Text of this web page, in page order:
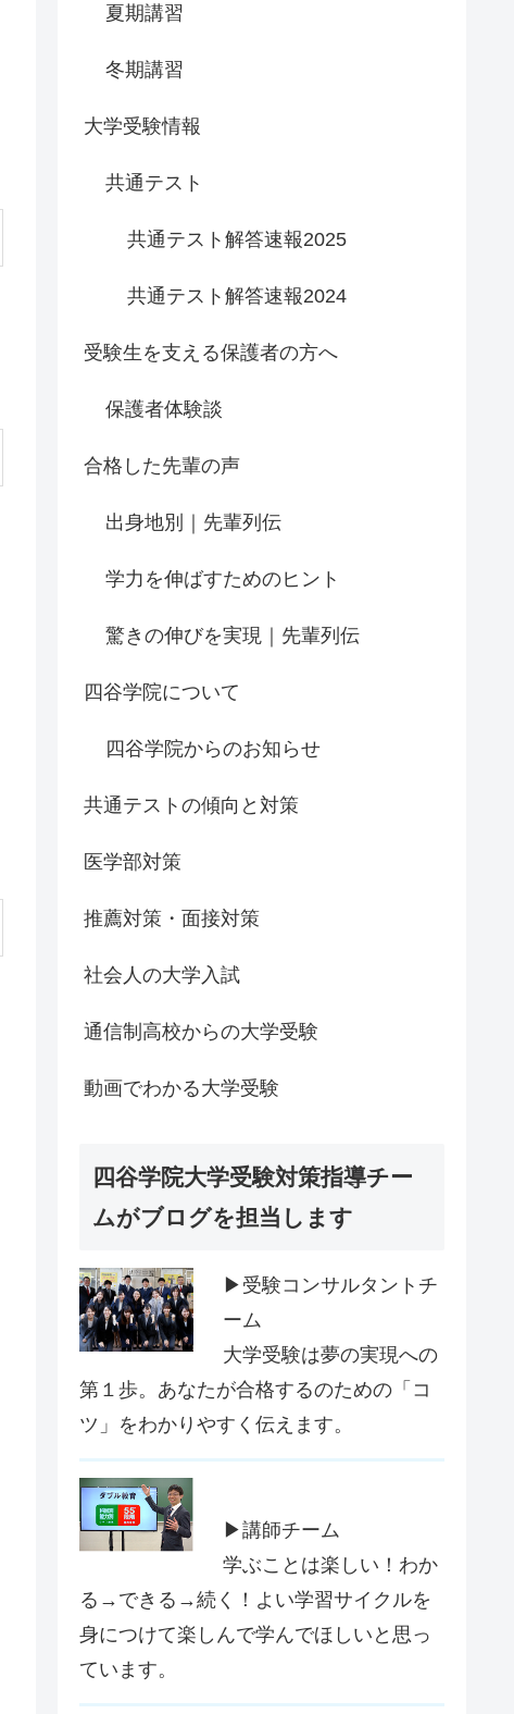
夏期講習
冬期講習
大学受験情報
共通テスト
共通テスト解答速報2025
共通テスト解答速報2024
受験生を支える保護者の方へ
保護者体験談
合格した先輩の声
出身地別｜先輩列伝
学力を伸ばすためのヒント
驚きの伸びを実現｜先輩列伝
四谷学院について
四谷学院からのお知らせ
共通テストの傾向と対策
医学部対策
推薦対策・面接対策
社会人の大学入試
通信制高校からの大学受験
動画でわかる大学受験
四谷学院大学受験対策指導チー
ムがブログを担当します
▶受験コンサルタントチ
ーム
大学受験は夢の実現への
第１歩。あなたが合格するのための「コ
ツ」をわかりやすく伝えます。
▶講師チーム
学ぶことは楽しい！わか
る→できる→続く！よい学習サイクルを
身につけて楽しんで学んでほしいと思っ
ています。